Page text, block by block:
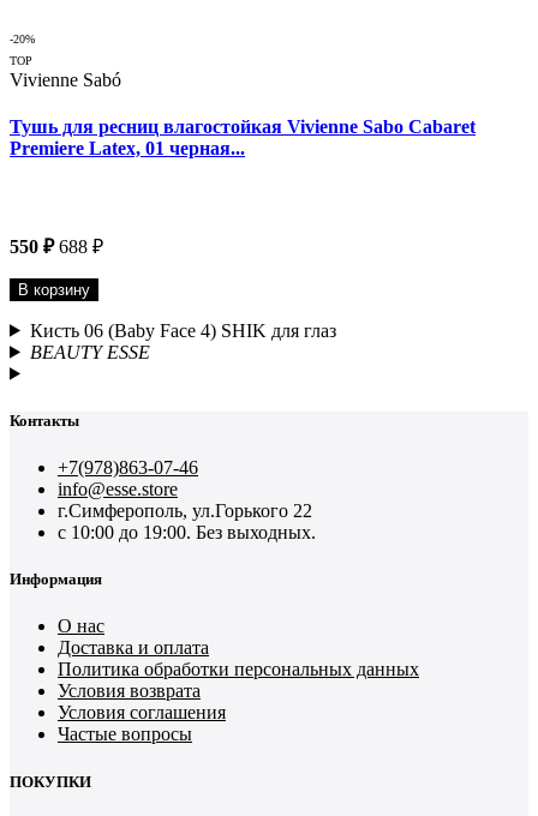
-20%
TOP
Vivienne Sabó
Тушь для ресниц влагостойкая Vivienne Sabo Cabaret
Premiere Latex, 01 черная...
550 ₽ 688 ₽
В корзину
Кисть 06 (Baby Face 4) SHIK для глаз
BEAUTY ESSE
Контакты
+7(978)863-07-46
info@esse.store
г.Симферополь, ул.Горького 22
с 10:00 до 19:00. Без выходных.
Информация
О нас
Доставка и оплата
Политика обработки персональных данных
Условия возврата
Условия соглашения
Частые вопросы
ПОКУПКИ